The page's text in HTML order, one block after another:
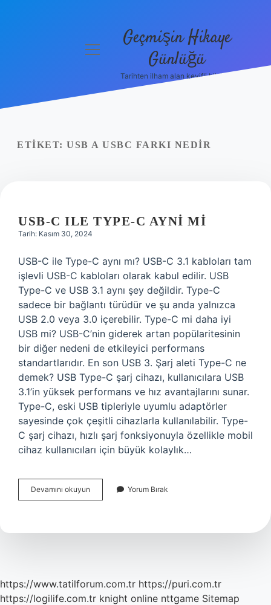
menüyü
Geçmişin Hikaye
Günlüğü
Tarihten ilham alan keyifli bilgiler!
ETIKET: USB A USBC FARKI NEDIR
USB-C ILE TYPE-C AYNI MI
Tarih: Kasım 30, 2024
USB-C ile Type-C aynı mı? USB-C 3.1 kabloları tam
işlevli USB-C kabloları olarak kabul edilir. USB
Type-C ve USB 3.1 aynı şey değildir. Type-C
sadece bir bağlantı türüdür ve şu anda yalnızca
USB 2.0 veya 3.0 içerebilir. Type-C mi daha iyi
USB mi? USB-C’nin giderek artan popülaritesinin
bir diğer nedeni de etkileyici performans
standartlarıdır. En son USB 3. Şarj aleti Type-C ne
demek? USB Type-C şarj cihazı, kullanıcılara USB
3.1’in yüksek performans ve hız avantajlarını sunar.
Type-C, eski USB tipleriyle uyumlu adaptörler
sayesinde çok çeşitli cihazlarla kullanılabilir. Type-
C şarj cihazı, hızlı şarj fonksiyonuyla özellikle mobil
cihaz kullanıcıları için büyük kolaylık…
Devamını okuyun
C
C
Yorum Bırak
https://www.tatilforum.com.tr https://puri.com.tr
https://logilife.com.tr knight online nttgame Sitemap